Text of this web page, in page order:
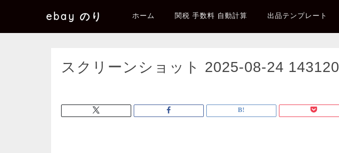
ebay のり ホーム 関税 手数料 自動計算 出品テンプレート
スクリーンショット 2025-08-24 143120